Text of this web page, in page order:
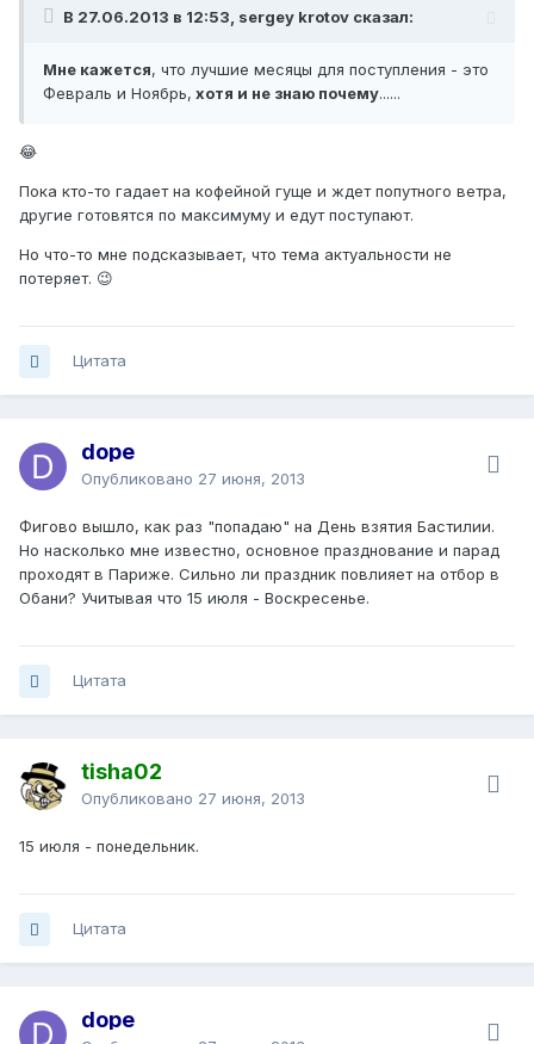
В 27.06.2013 в 12:53, sergey krotov сказал:
Мне кажется, что лучшие месяцы для поступления - это
Февраль и Ноябрь, хотя и не знаю почему......
😂
Пока кто-то гадает на кофейной гуще и ждет попутного ветра,
другие готовятся по максимуму и едут поступают.
Но что-то мне подсказывает, что тема актуальности не
потеряет. 😉
Цитата
dope
Опубликовано 27 июня, 2013
Фигово вышло, как раз "попадаю" на День взятия Бастилии.
Но насколько мне известно, основное празднование и парад
проходят в Париже. Сильно ли праздник повлияет на отбор в
Обани? Учитывая что 15 июля - Воскресенье.
Цитата
tisha02
Опубликовано 27 июня, 2013
15 июля - понедельник.
Цитата
dope